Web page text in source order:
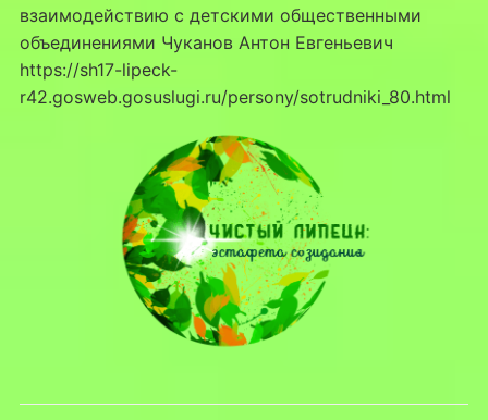
взаимодействию с детскими общественными
объединениями Чуканов Антон Евгеньевич
https://sh17-lipeck-
r42.gosweb.gosuslugi.ru/persony/sotrudniki_80.html